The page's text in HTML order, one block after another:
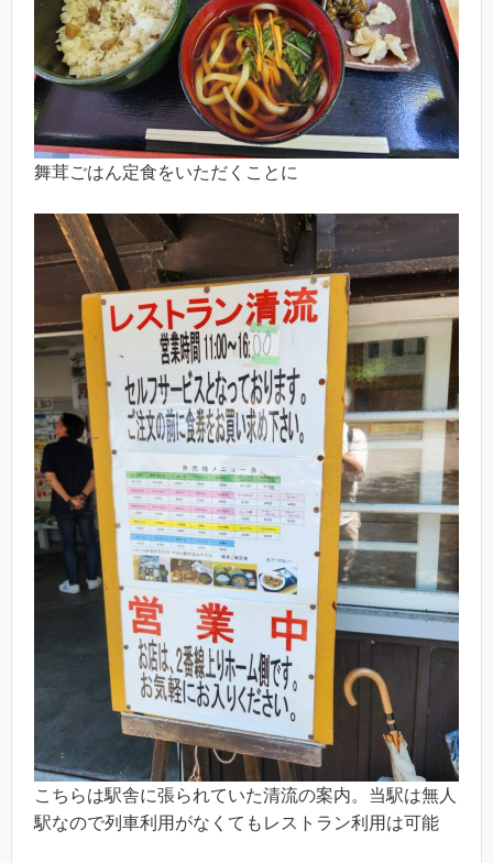
舞茸ごはん定食をいただくことに
こちらは駅舎に張られていた清流の案内。当駅は無人
駅なので列車利用がなくてもレストラン利用は可能